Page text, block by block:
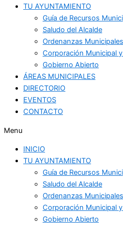
TU AYUNTAMIENTO
Guía de Recursos
Saludo del Alcalde
Ordenanzas Municipales
Corporación Municipal
Gobierno Abierto
ÁREAS MUNICIPALES
DIRECTORIO
EVENTOS
CONTACTO
Menu
INICIO
TU AYUNTAMIENTO
Guía de Recursos
Saludo del Alcalde
Ordenanzas Municipales
Corporación Municipal
Gobierno Abierto